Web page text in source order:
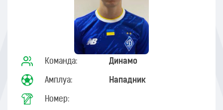
Команда: Динамо
Амплуа: Нападник
Номер: